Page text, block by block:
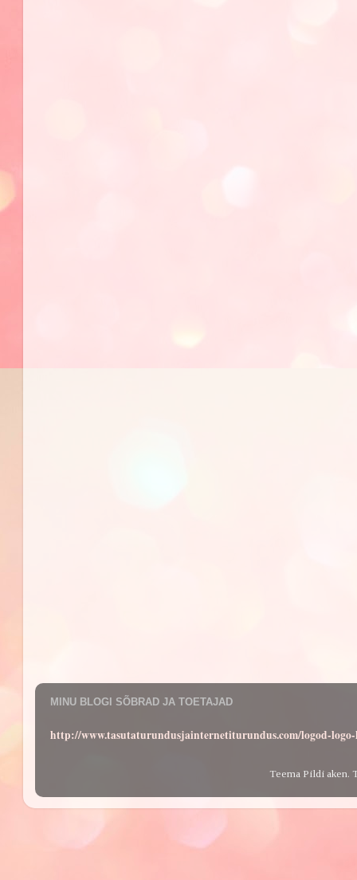
MINU BLOGI SÕBRAD JA TOETAJAD
http://www.tasutaturundusjainternetiturundus.com/logod-
Teema Pildi aken.